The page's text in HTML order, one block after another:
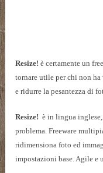
Resize! è certamente un
tornare utile per chi non
e ridurre la pesantezza di
Resize! è in lingua
problema. Freeware
ridimensiona foto ed
impostazioni base. Agile e